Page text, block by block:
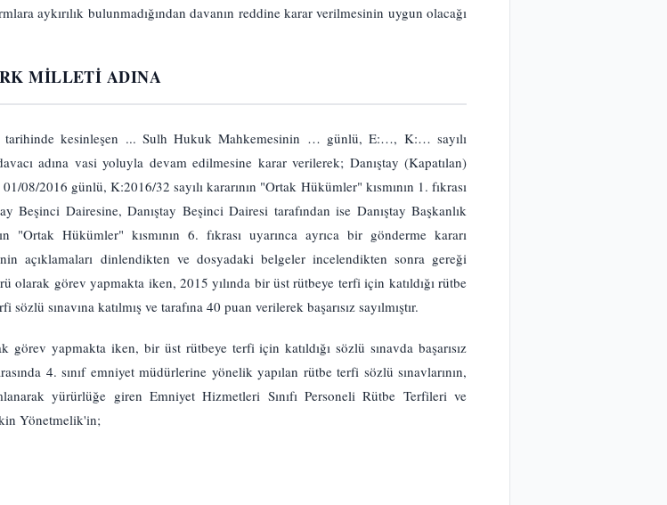
aykırılık bulunmadığından davanın reddine karar verilmesinin uygun olacağı
MİLLETİ ADINA
tarihinde kesinleşen ... Sulh Hukuk Mahkemesinin … günlü, E:…, K:… sayılı
adına vasi yoluyla devam edilmesine karar verilerek; Danıştay (Kapatılan)
08/2016 günlü, K:2016/32 sayılı kararının "Ortak Hükümler" kısmının 1. fıkrası
Beşinci Dairesine, Danıştay Beşinci Dairesi tarafından ise Danıştay Başkanlık
"Ortak Hükümler" kısmının 6. fıkrası uyarınca ayrıca bir gönderme kararı
açıklamaları dinlendikten ve dosyadaki belgeler incelendikten sonra gereği
olarak görev yapmakta iken, 2015 yılında bir üst rütbeye terfi için katıldığı rütbe
sınavına katılmış ve tarafına 40 puan verilerek başarısız sayılmıştır.
görev yapmakta iken, bir üst rütbeye terfi için katıldığı sözlü sınavda başarısız
4. sınıf emniyet müdürlerine yönelik yapılan rütbe terfi sözlü sınavlarının,
yürürlüğe giren Emniyet Hizmetleri Sınıfı Personeli Rütbe Terfileri ve
Yönetmelik'in;